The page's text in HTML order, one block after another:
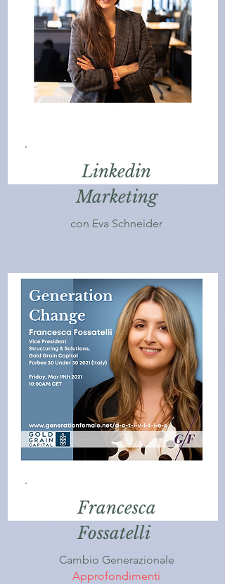
Linkedin
Marketing
con Eva Schneider
Francesca
Fossatelli
Cambio Generazionale
Approfondimenti